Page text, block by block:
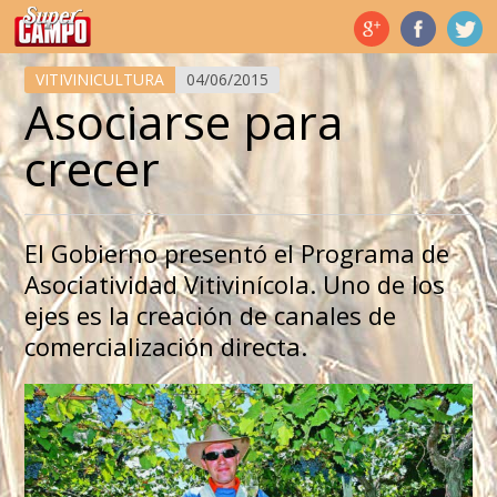
Temas de hoy
VITIVINICULTURA 04/06/2015
Asociarse para
crecer
El Gobierno presentó el Programa de
Asociatividad Vitivinícola. Uno de los
ejes es la creación de canales de
comercialización directa.